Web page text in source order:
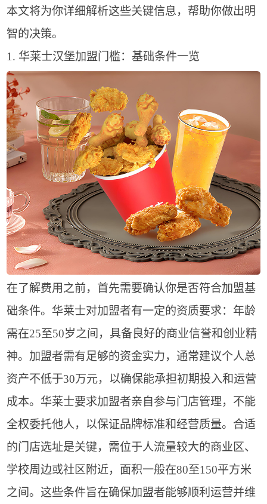
本文将为你详细解析这些关键信息，帮助你做出明
智的决策。
1. 华莱士汉堡加盟门槛：基础条件一览
在了解费用之前，首先需要确认你是否符合加盟基
础条件。华莱士对加盟者有一定的资质要求：年龄
需在25至50岁之间，具备良好的商业信誉和创业精
神。加盟者需有足够的资金实力，通常建议个人总
资产不低于30万元，以确保能承担初期投入和运营
成本。华莱士要求加盟者亲自参与门店管理，不能
全权委托他人，以保证品牌标准和经营质量。合适
的门店选址是关键，需位于人流量较大的商业区、
学校周边或社区附近，面积一般在80至150平方米
之间。这些条件旨在确保加盟者能够顺利运营并维